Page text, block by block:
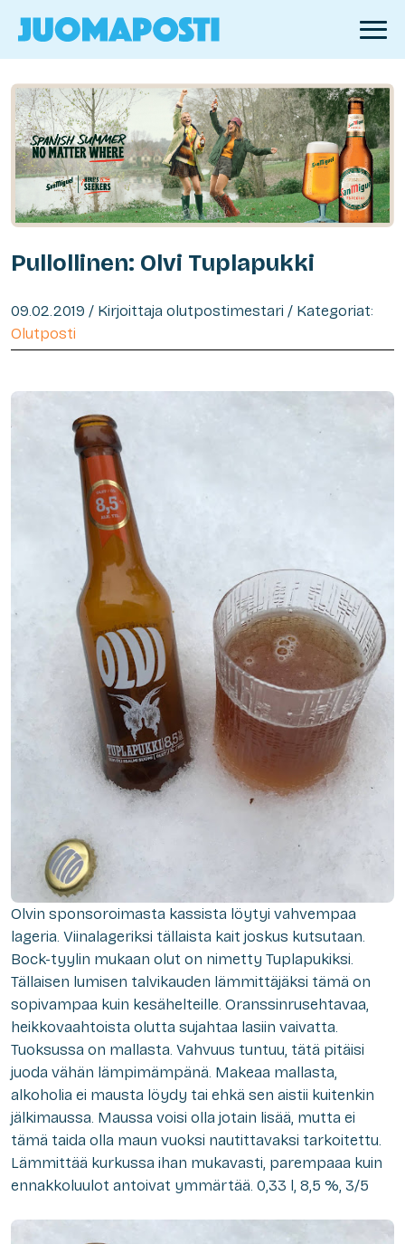
Pullollinen: Olvi Tuplapukki
09.02.2019 / Kirjoittaja olutpostimestari / Kategoriat:
Olutposti
Olvin sponsoroimasta kassista löytyi vahvempaa
lageria. Viinalageriksi tällaista kait joskus kutsutaan.
Bock-tyylin mukaan olut on nimetty Tuplapukiksi.
Tällaisen lumisen talvikauden lämmittäjäksi tämä on
sopivampaa kuin kesähelteille. Oranssinrusehtavaa,
heikkovaahtoista olutta sujahtaa lasiin vaivatta.
Tuoksussa on mallasta. Vahvuus tuntuu, tätä pitäisi
juoda vähän lämpimämpänä. Makeaa mallasta,
alkoholia ei mausta löydy tai ehkä sen aistii kuitenkin
jälkimaussa. Maussa voisi olla jotain lisää, mutta ei
tämä taida olla maun vuoksi nautittavaksi tarkoitettu.
Lämmittää kurkussa ihan mukavasti, parempaaa kuin
ennakkoluulot antoivat ymmärtää. 0,33 l, 8,5 %, 3/5